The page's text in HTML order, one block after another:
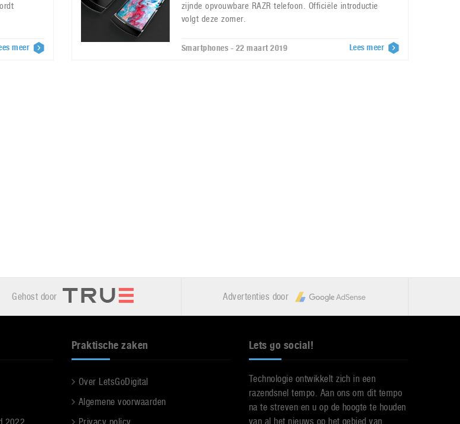
meer
zijnde opvouwbare RAZR telefoon. Officiële introductie
volgt deze zomer.
Smartphones - 22 maart 2019 Lees meer
Gehost door Advertenties door
Praktische zaken
Over LetsGoDigital
Algemene voorwaarden
Lets go social!
Technologie ontwikkelt zich in een
razendsnel tempo. Aan ons om dit tempo
na te streven en u op de hoogte te houden
van al het nieuws op het gebied van